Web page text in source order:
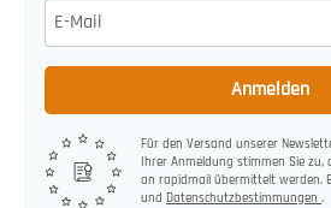
Anmelden
Für den Versand unserer
Ihrer Anmeldung stimmen Sie zu,
an rapidmail übermittelt werden.
und Datenschutzbestimmungen .